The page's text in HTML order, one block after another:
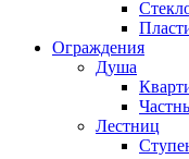
Ограждения
Душа
Лестниц